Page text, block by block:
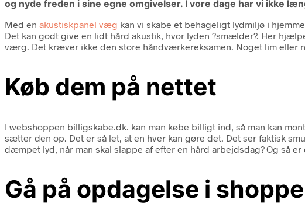
og nyde freden i sine egne omgivelser. I vore dage har vi ikke
Med en akustiskpanel væg kan vi skabe et behageligt lydmiljø i
Det kan godt give en lidt hård akustik, hvor lyden ?smælder?. Her
værg. Det kræver ikke den store håndværkereksamen. Noget lim eller
Køb dem på nettet
I webshoppen billigskabe.dk. kan man købe billigt ind, så man kan
sætter den op. Det er så let, at en hver kan gøre det. Det ser faktisk
dæmpet lyd, når man skal slappe af efter en hård arbejdsdag? Og så
Gå på opdagelse i